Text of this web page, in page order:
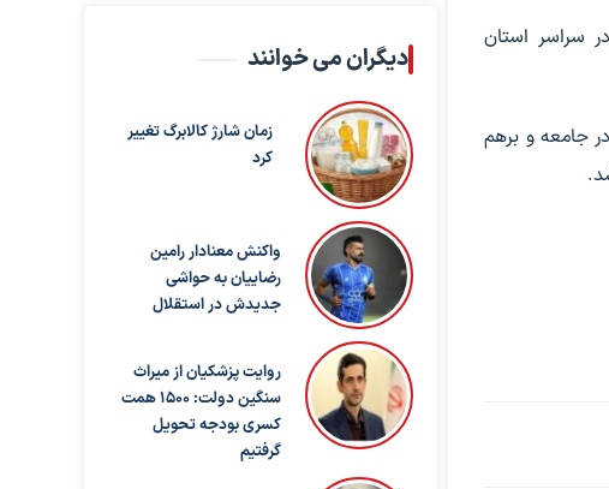
سراسر استان
جامعه و برهم
دیگران می خوانند
زمان شارژ کالابرگ تغییر
کرد
واکنش معنادار رامین
رضاییان به حواشی
جدیدش در استقلال
روایت پزشکیان از میراث
سنگین دولت: ۱۵۰۰ همت
کسری بودجه تحویل
گرفتیم